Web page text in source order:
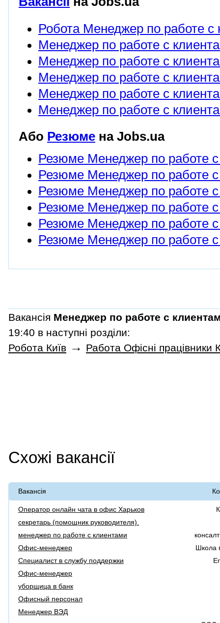
Робота Менеджер по работе с
Менеджер по работе с
Менеджер по работе с
Менеджер по работе с
Менеджер по работе с
Менеджер по работе с
Або Резюме на Jobs.ua
Резюме Менеджер по работе
Резюме Менеджер по работе с
Резюме Менеджер по работе с
Резюме Менеджер по работе
Резюме Менеджер по работе с
Резюме Менеджер по работе с
Вакансія Менеджер по работе с
19:40 в наступні розділи:
Робота Київ → Работа Офісні працівники
Схожі вакансії
Вакансія
Оператор онлайн чата в офис Харьков
секретарь (помощник руководителя).
менеджер по работе с клиентами
Офис-менеджер
Школа
Специалист в службу поддержки
Офис-менеджер
уборщица в банк
Офисный персонал
Менеджер ВЭД